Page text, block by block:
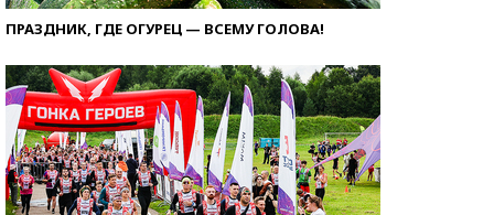
ПРАЗДНИК, ГДЕ ОГУРЕЦ — ВСЕМУ ГОЛОВА!